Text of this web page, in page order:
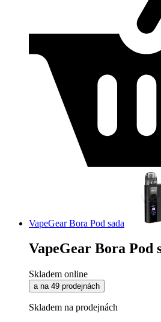
VapeGear Bora Pod sada
VapeGear Bora Pod
Skladem online
a na 49 prodejnách
Skladem na prodejnách